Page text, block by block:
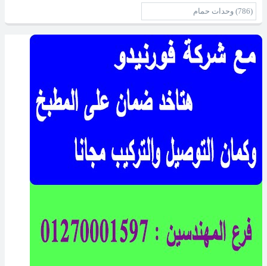
وحدات حمام (786)